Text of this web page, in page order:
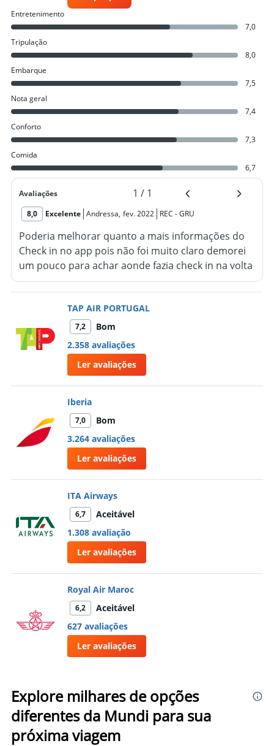
Entretenimento
7,0
Tripulação
8,0
Embarque
7,5
Nota geral
7,4
Conforto
7,3
Comida
6,7
Avaliações 1 / 1
8,0 Excelente Andressa, fev. 2022 REC -GRU
Poderia melhorar quanto a mais informações do
Check in no app pois não foi muito claro demorei
um pouco para achar aonde fazia check in na volta
e na ida deu um pequeno probleminha no check in
do outro passageiro. Tirando isso gostei do
atendimento.TAP AIR PORTUGAL
7,2
Bom
2.358 avaliações
Ler avaliações
Iberia
7,0
Bom
3.264 avaliações
Ler avaliações
ITA Airways
6,7
Aceitável
1.308 avaliação
Ler avaliações
Royal Air Maroc
6,2
Aceitável
627 avaliações
Ler avaliações
Explore milhares de opções
diferentes da Mundi para sua
próxima viagem